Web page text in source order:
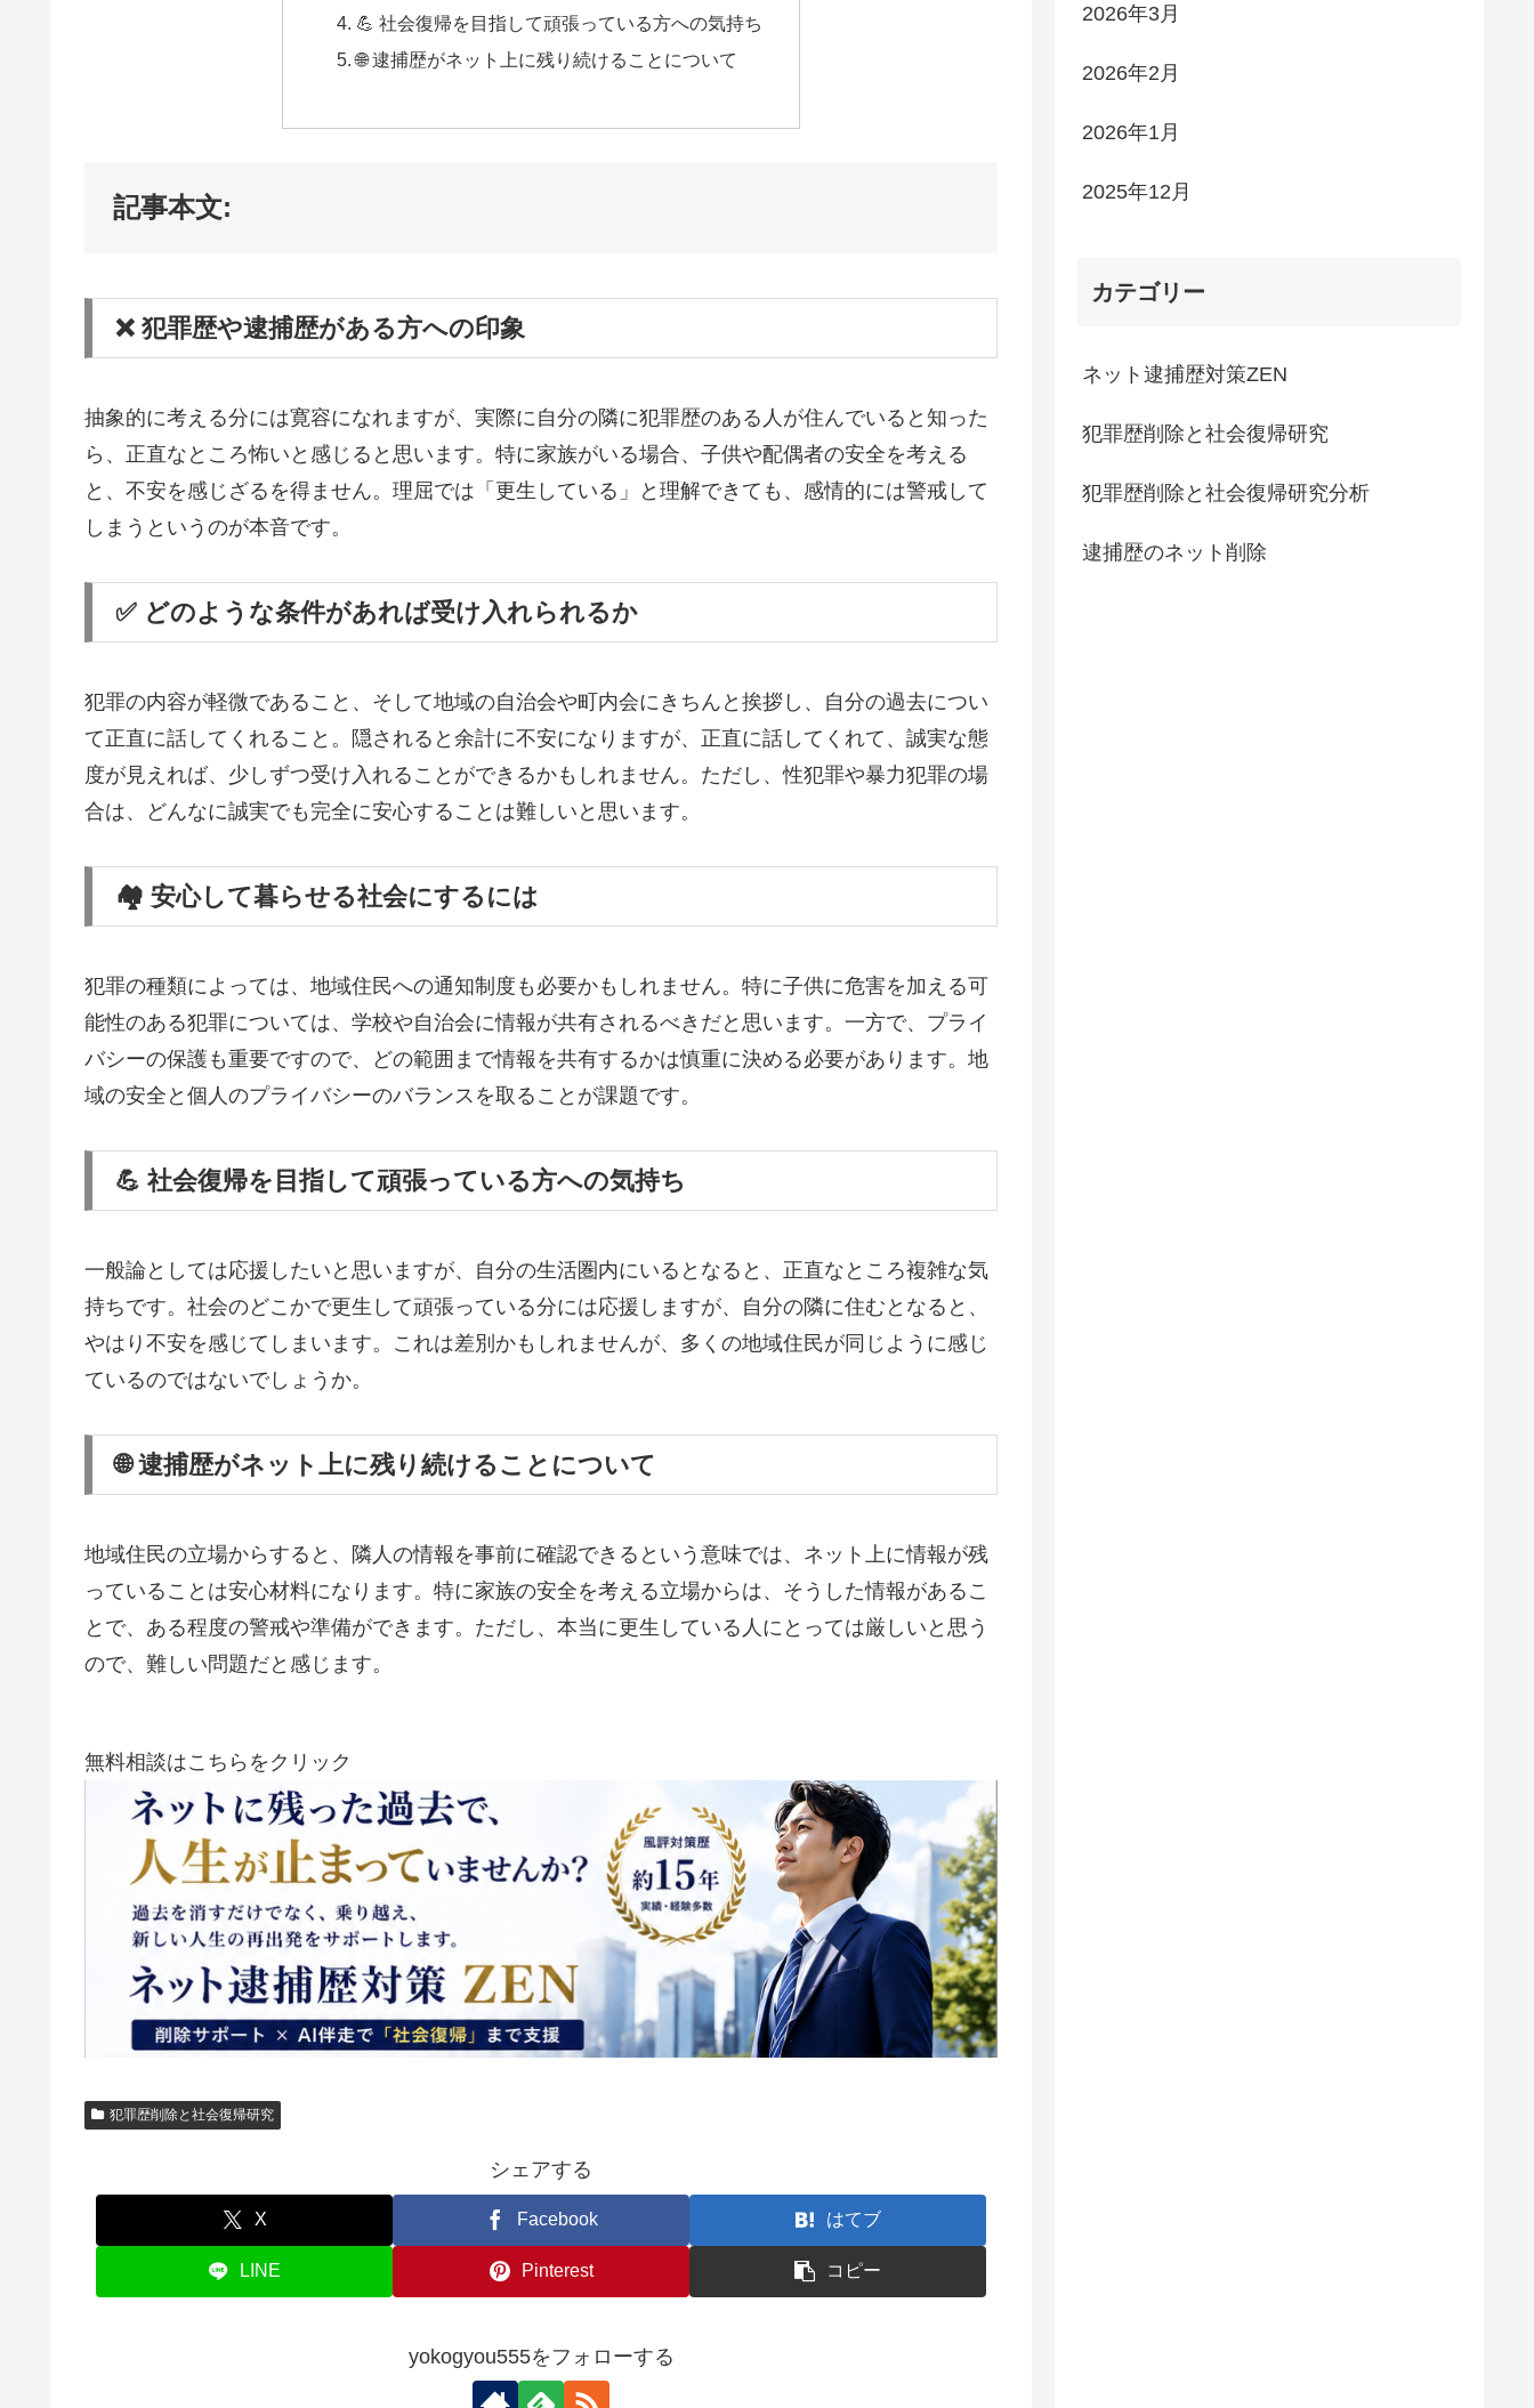
💪 社会復帰を目指して頑張っている方への気持ち
🌐 逮捕歴がネット上に残り続けることについて
記事本文:
❌ 犯罪歴や逮捕歴がある方への印象
抽象的に考える分には寛容になれますが、実際に自分の隣に犯罪歴のある人が住んでいると知った
ら、正直なところ怖いと感じると思います。特に家族がいる場合、子供や配偶者の安全を考える
と、不安を感じざるを得ません。理屈では「更生している」と理解できても、感情的には警戒して
しまうというのが本音です。
✅ どのような条件があれば受け入れられるか
犯罪の内容が軽微であること、そして地域の自治会や町内会にきちんと挨拶し、自分の過去につい
て正直に話してくれること。隠されると余計に不安になりますが、正直に話してくれて、誠実な態
度が見えれば、少しずつ受け入れることができるかもしれません。ただし、性犯罪や暴力犯罪の場
合は、どんなに誠実でも完全に安心することは難しいと思います。
🏘️ 安心して暮らせる社会にするには
犯罪の種類によっては、地域住民への通知制度も必要かもしれません。特に子供に危害を加える可
能性のある犯罪については、学校や自治会に情報が共有されるべきだと思います。一方で、プライ
バシーの保護も重要ですので、どの範囲まで情報を共有するかは慎重に決める必要があります。地
域の安全と個人のプライバシーのバランスを取ることが課題です。
💪 社会復帰を目指して頑張っている方への気持ち
一般論としては応援したいと思いますが、自分の生活圏内にいるとなると、正直なところ複雑な気
持ちです。社会のどこかで更生して頑張っている分には応援しますが、自分の隣に住むとなると、
やはり不安を感じてしまいます。これは差別かもしれませんが、多くの地域住民が同じように感じ
ているのではないでしょうか。
🌐 逮捕歴がネット上に残り続けることについて
地域住民の立場からすると、隣人の情報を事前に確認できるという意味では、ネット上に情報が残
っていることは安心材料になります。特に家族の安全を考える立場からは、そうした情報があるこ
とで、ある程度の警戒や準備ができます。ただし、本当に更生している人にとっては厳しいと思う
ので、難しい問題だと感じます。
無料相談はこちらをクリック
犯罪歴削除と社会復帰研究
シェアする
X Facebook はてブ
LINE Pinterest コピー
yokogyou555をフォローする
2026年3月
2026年2月
2026年1月
2025年12月
カテゴリー
ネット逮捕歴対策ZEN
犯罪歴削除と社会復帰研究
犯罪歴削除と社会復帰研究分析
逮捕歴のネット削除